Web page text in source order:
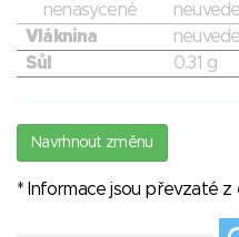
nenasycené
Vláknina
Sůl
0.31 g
Navrhnout změnu
* Informace jsou převzaté